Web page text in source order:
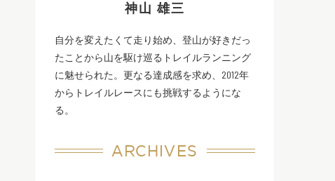
神山 雄三
自分を変えたくて走り始め、登山が好きだっ
たことから山を駆け巡るトレイルランニング
に魅せられた。更なる達成感を求め、2012年
からトレイルレースにも挑戦するようにな
る。
ARCHIVES